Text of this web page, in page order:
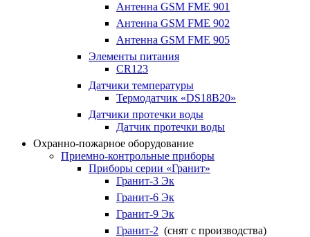
Антенна GSM FME 901
Антенна GSM FME 902
Антенна GSM FME 905
Элементы питания
CR123
Датчики температуры
Термодатчик «DS18B20»
Датчики протечки воды
Датчик протечки воды
Охранно-пожарное оборудование
Приемно-контрольные приборы
Приборы серии «Гранит»
Гранит-3 Эк
Гранит-6 Эк
Гранит-9 Эк
Гранит-2 (снят с производства)